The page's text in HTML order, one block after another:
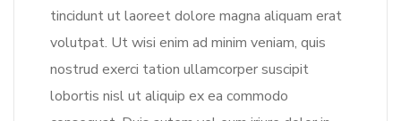
tincidunt ut laoreet dolore magna aliquam erat
volutpat. Ut wisi enim ad minim veniam, quis
nostrud exerci tation ullamcorper suscipit
lobortis nisl ut aliquip ex ea commodo